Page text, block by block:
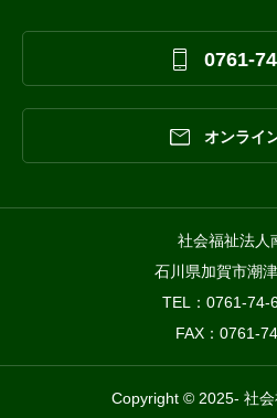
 0761-
 オンライ
社会福祉法人
石川県加賀市潮
TEL：0761-74-
FAX：0761-
Copyright © 2025- 社会